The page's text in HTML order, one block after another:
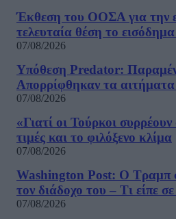
Έκθεση του ΟΟΣΑ για την
τελευταία θέση το
07/08/2026
Υπόθεση Predator:
Απορρίφθηκαν τα
07/08/2026
«Γιατί οι Τούρκοι
τιμές και το φιλόξενο κλίμα
07/08/2026
Washington Post: Ο Τραμπ
τον διάδοχο του – Τι είπε
07/08/2026